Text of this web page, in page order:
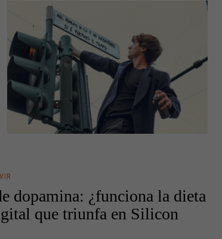
dopamina: ¿funciona la dieta
que triunfa en Silicon